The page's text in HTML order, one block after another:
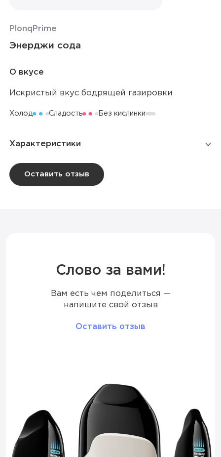
Plonq Prime
Энерджи сода
О вкусе
Искристый вкус бодрящей газировки
Холод Сладость Без кислинки
Характеристики
Количество затяжек
Количество вкусов
Оставить отзыв
Слово за вами!
Вам есть чем поделиться —
напишите свой отзыв
Оставить отзыв